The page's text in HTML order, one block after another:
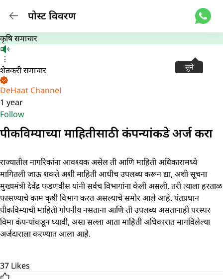
पोस्ट विवरण
सुने
कृषि समाचार
शेतकरी समाचार
DeHaat Channel
1 year
Follow
पीकविम्याच्या माहितीसाठी कंपन्यांकडे अर्ज करा
राज्यातील नागरिकांना आवश्यक असेल ती आणि माहिती अधिकारामध्ये
मागितली जाऊ शकते अशी माहिती आधीच उपलब्ध करून द्या, अशी सूचना
मुख्यमंत्री देवेंद्र फडणवीस यांनी सर्वच विभागांना केली असली, तरी त्याला हरताळ
फासण्याचे काम कृषी विभाग करत असल्याचे समोर आले आहे. पंतप्रधान
पीकविम्याची माहिती गोपनीय नसताना आणि ती उपलब्ध असतानाही परस्पर
विमा कंपन्यांकडून घ्यावी, असा सल्ला आता माहिती अधिकारात मागविलेल्या
अर्जदाराला करण्यात आला आहे.
37 Likes